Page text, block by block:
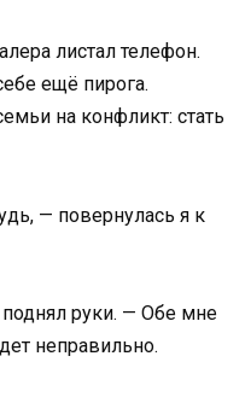
листал телефон.
ещё пирога.
на конфликт: стать
— повернулась я к
руки. — Обе мне
неправильно.